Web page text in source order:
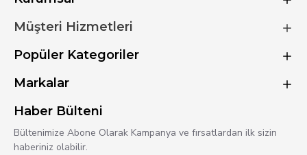
Müşteri Hizmetleri
Popüler Kategoriler
Markalar
Haber Bülteni
Bültenimize Abone Olarak Kampanya ve fırsatlardan ilk sizin
haberiniz olabilir.